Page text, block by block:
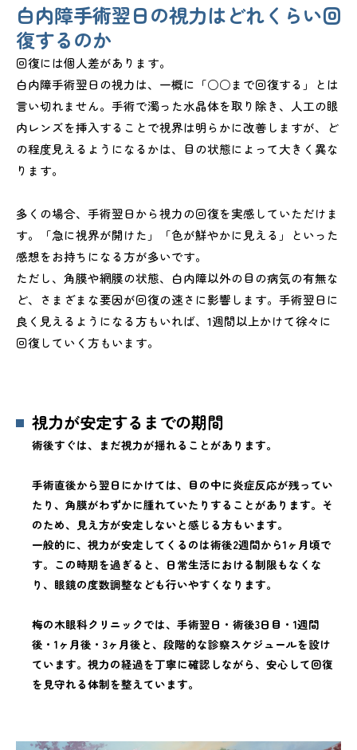
白内障手術翌日の視力はどれくらい回
復するのか
回復には個人差があります。
白内障手術翌日の視力は、一概に「○○まで回復する」とは
言い切れません。手術で濁った水晶体を取り除き、人工の眼
内レンズを挿入することで視界は明らかに改善しますが、ど
の程度見えるようになるかは、目の状態によって大きく異な
ります。
多くの場合、手術翌日から視力の回復を実感していただけま
す。「急に視界が開けた」「色が鮮やかに見える」といった
感想をお持ちになる方が多いです。
ただし、角膜や網膜の状態、白内障以外の目の病気の有無な
ど、さまざまな要因が回復の速さに影響します。手術翌日に
良く見えるようになる方もいれば、1週間以上かけて徐々に
回復していく方もいます。
視力が安定するまでの期間
術後すぐは、まだ視力が揺れることがあります。
手術直後から翌日にかけては、目の中に炎症反応が残ってい
たり、角膜がわずかに腫れていたりすることがあります。そ
のため、見え方が安定しないと感じる方もいます。
一般的に、視力が安定してくるのは術後2週間から1ヶ月頃で
す。この時期を過ぎると、日常生活における制限もなくな
り、眼鏡の度数調整なども行いやすくなります。
梅の木眼科クリニックでは、手術翌日・術後3日目・1週間
後・1ヶ月後・3ヶ月後と、段階的な診察スケジュールを設け
ています。視力の経過を丁寧に確認しながら、安心して回復
を見守れる体制を整えています。